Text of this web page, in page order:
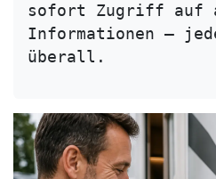
sofort Zugriff auf
Informationen –
überall.